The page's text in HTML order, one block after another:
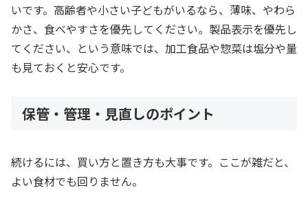
いです。高齢者や小さい子どもがいるなら、薄味、やわら
かさ、食べやすさを優先してください。製品表示を優先し
てください、という意味では、加工食品や惣菜は塩分や量
も見ておくと安心です。
保管・管理・見直しのポイント
続けるには、買い方と置き方も大事です。ここが雑だと、
よい食材でも回りません。